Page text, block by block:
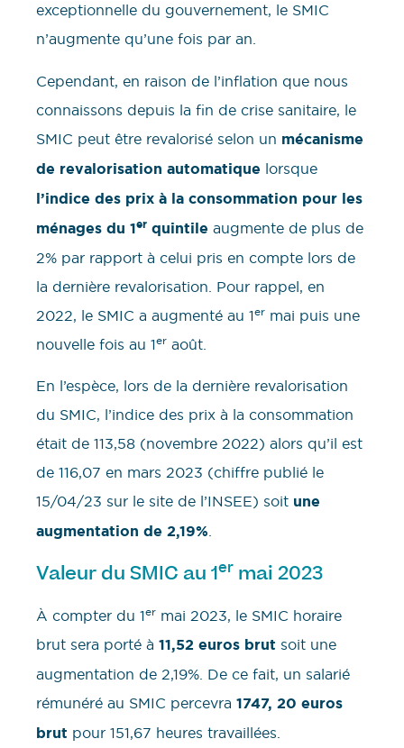
exceptionnelle du gouvernement, le SMIC
n’augmente qu’une fois par an.
Cependant, en raison de l’inflation que nous
connaissons depuis la fin de crise sanitaire, le
SMIC peut être revalorisé selon un mécanisme
de revalorisation automatique lorsque
l’indice des prix à la consommation pour les
ménages du 1er quintile augmente de plus de
2% par rapport à celui pris en compte lors de
la dernière revalorisation. Pour rappel, en
2022, le SMIC a augmenté au 1er mai puis une
nouvelle fois au 1er août.
En l’espèce, lors de la dernière revalorisation
du SMIC, l’indice des prix à la consommation
était de 113,58 (novembre 2022) alors qu’il est
de 116,07 en mars 2023 (chiffre publié le
15/04/23 sur le site de l’INSEE) soit une
augmentation de 2,19%.
Valeur du SMIC au 1er mai 2023
À compter du 1er mai 2023, le SMIC horaire
brut sera porté à 11,52 euros brut soit une
augmentation de 2,19%. De ce fait, un salarié
rémunéré au SMIC percevra 1747, 20 euros
brut pour 151,67 heures travaillées.